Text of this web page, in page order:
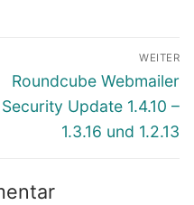
WEITER
Nächster
Beitrag:
Roundcube Webmailer
Security Update 1.4.10 –
1.3.16 und 1.2.13